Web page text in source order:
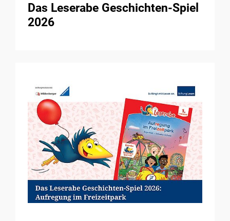
Das Leserabe Geschichten-Spiel
2026